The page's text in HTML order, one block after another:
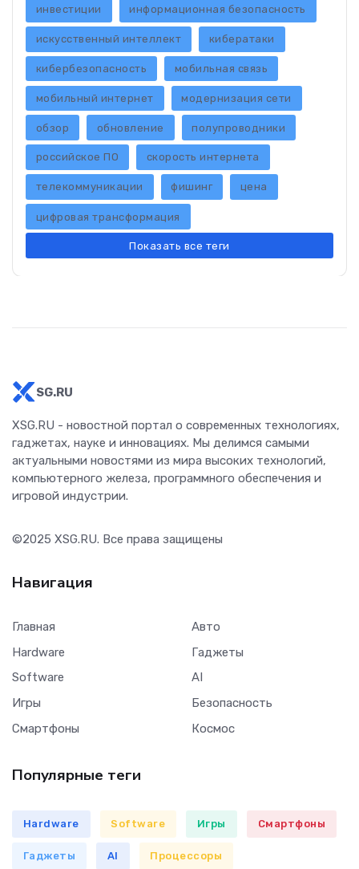
инвестиции информационная безопасность
искусственный интеллект кибератаки
кибербезопасность мобильная связь
мобильный интернет модернизация сети
обзор обновление полупроводники
российское ПО скорость интернета
телекоммуникации фишинг цена
цифровая трансформация
Показать все теги
SG.RU
XSG.RU - новостной портал о современных технологиях,
гаджетах, науке и инновациях. Мы делимся самыми
актуальными новостями из мира высоких технологий,
компьютерного железа, программного обеспечения и
игровой индустрии.
©2025 XSG.RU. Все права защищены
Навигация
Главная
Hardware
Software
Игры
Смартфоны
Авто
Гаджеты
AI
Безопасность
Космос
Популярные теги
Hardware Software Игры Смартфоны
Гаджеты AI Процессоры